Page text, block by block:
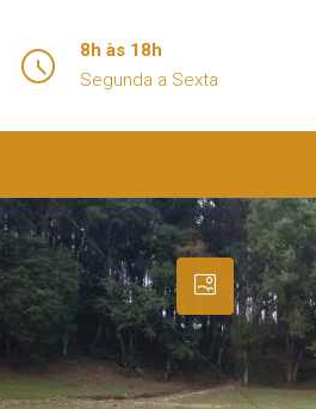
8h às 18h
Segunda a Sexta